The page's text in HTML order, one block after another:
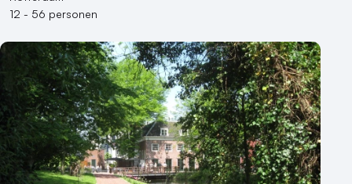
12 - 56 personen